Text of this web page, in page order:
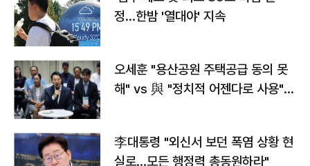
정…한밤 '열대야' 지속
오세훈 "용산공원 주택공급 동의 못
해" vs 與 "정치적 어젠다로 사용"
李대통령 "외신서 보던 폭염 상황 현
실로…모든 행정력 총동원하라"